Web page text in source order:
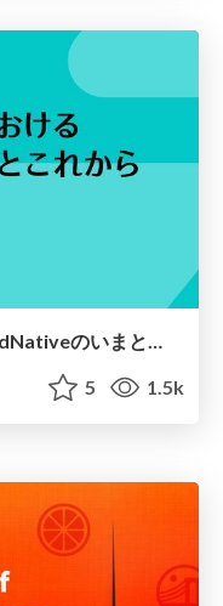
さくらのクラウドにおけるCloudNativeのいまとこれから
5 1.5k